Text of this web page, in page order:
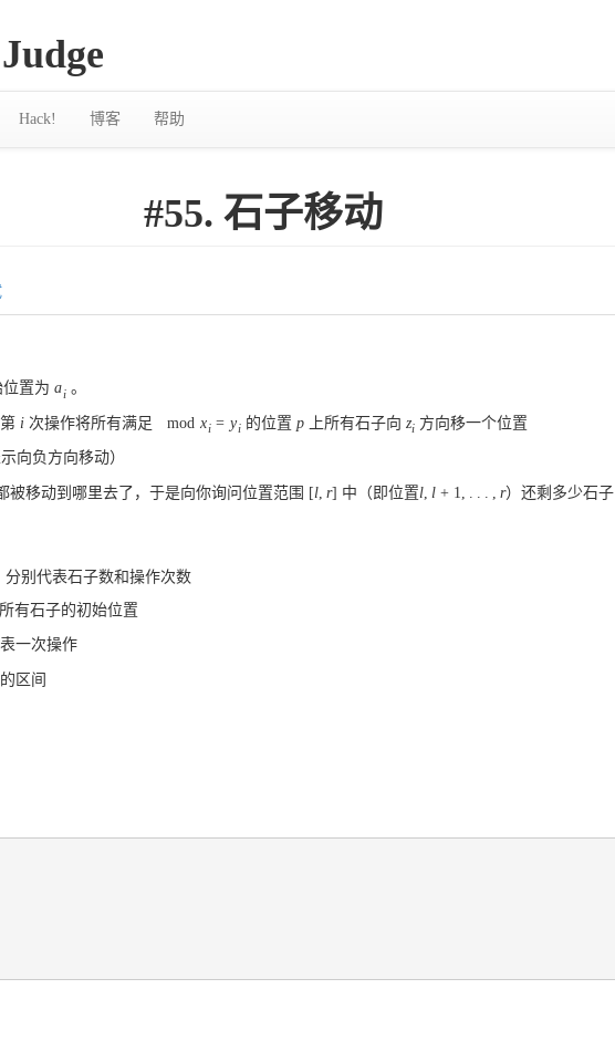
Hack! 博客 帮助
#55. 石子移动
置为 ai。
i 次操作将所有满足 mod xi = yi的位置 p上所有石子向 zi 方向移一个位置
向负方向移动）
被移动到哪里去了，于是向你询问位置范围 [l r] 中（即位置l l + 1 r）还剩多少石子
分别代表石子数和操作次数
有石子的初始位置
一次操作
区间